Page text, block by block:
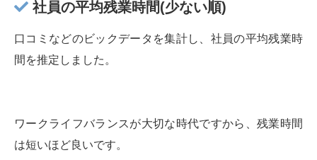
社員の平均残業時間(少ない順)
口コミなどのビックデータを集計し、社員の平均残業時
間を推定しました。
ワークライフバランスが大切な時代ですから、残業時間
は短いほど良いです。